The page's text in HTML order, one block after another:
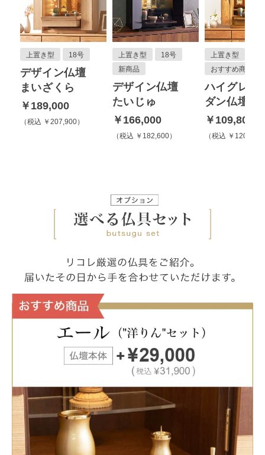
上置き型 18号
デザイン仏壇
まいざくら
￥189,000
税込 ￥207,900
上置き型
18号
新商品
デザイン仏壇
たいじゅ
￥166,000
税込 ￥182,600
上置き型
おすすめ商品
ハイグレー
ダン仏壇
￥109,800
税込 ￥120,780